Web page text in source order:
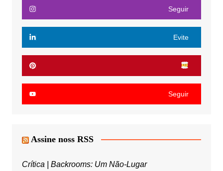
Seguir
Evite
Seguir
Assine noss RSS
Crítica | Backrooms: Um Não-Lugar